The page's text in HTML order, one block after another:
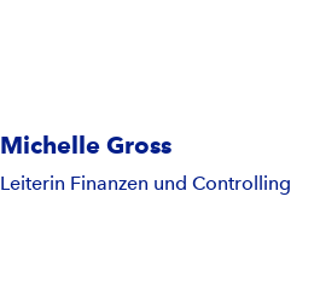
Michelle Gross
Leiterin Finanzen und Controlling